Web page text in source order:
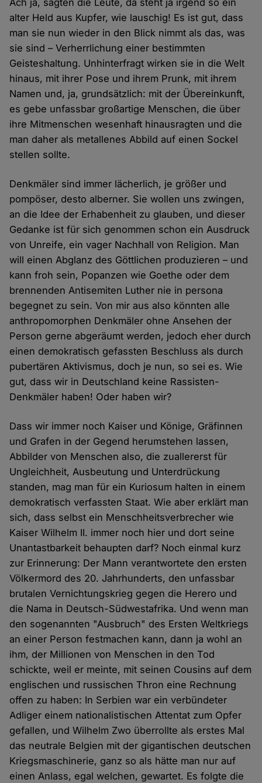
Ach ja, sagten die Leute, da steht ja irgend so ein
alter Held aus Kupfer, wie lauschig! Es ist gut, dass
man sie nun wieder in den Blick nimmt als das, was
sie sind – Verherrlichung einer bestimmten
Geisteshaltung. Unhinterfragt wirken sie in die Welt
hinaus, mit ihrer Pose und ihrem Prunk, mit ihrem
Namen und, ja, grundsätzlich: mit der Übereinkunft,
es gebe unfassbar großartige Menschen, die über
ihre Mitmenschen wesenhaft hinausragten und die
man daher als metallenes Abbild auf einen Sockel
stellen sollte.
Denkmäler sind immer lächerlich, je größer und
pompöser, desto alberner. Sie wollen uns zwingen,
an die Idee der Erhabenheit zu glauben, und dieser
Gedanke ist für sich genommen schon ein Ausdruck
von Unreife, ein vager Nachhall von Religion. Man
will einen Abglanz des Göttlichen produzieren – und
kann froh sein, Popanzen wie Goethe oder dem
brennenden Antisemiten Luther nie in persona
begegnet zu sein. Von mir aus also könnten alle
anthropomorphen Denkmäler ohne Ansehen der
Person gerne abgeräumt werden, jedoch eher durch
einen demokratisch gefassten Beschluss als durch
pubertären Aktivismus, doch je nun, so sei es. Wie
gut, dass wir in Deutschland keine Rassisten-
Denkmäler haben! Oder haben wir?
Dass wir immer noch Kaiser und Könige, Gräfinnen
und Grafen in der Gegend herumstehen lassen,
Abbilder von Menschen also, die zuallererst für
Ungleichheit, Ausbeutung und Unterdrückung
standen, mag man für ein Kuriosum halten in einem
demokratisch verfassten Staat. Wie aber erklärt man
sich, dass selbst ein Menschheitsverbrecher wie
Kaiser Wilhelm II. immer noch hier und dort seine
Unantastbarkeit behaupten darf? Noch einmal kurz
zur Erinnerung: Der Mann verantwortete den ersten
Völkermord des 20. Jahrhunderts, den unfassbar
brutalen Vernichtungskrieg gegen die Herero und
die Nama in Deutsch-Südwestafrika. Und wenn man
den sogenannten "Ausbruch" des Ersten Weltkriegs
an einer Person festmachen kann, dann ja wohl an
ihm, der Millionen von Menschen in den Tod
schickte, weil er meinte, mit seinen Cousins auf dem
englischen und russischen Thron eine Rechnung
offen zu haben: In Serbien war ein verbündeter
Adliger einem nationalistischen Attentat zum Opfer
gefallen, und Wilhelm Zwo überrollte als erstes Mal
das neutrale Belgien mit der gigantischen deutschen
Kriegsmaschinerie, ganz so als hätte man nur auf
einen Anlass, egal welchen, gewartet. Es folgte die